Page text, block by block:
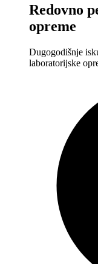
Redovno
opreme
Dugogodišnje
laboratorijske